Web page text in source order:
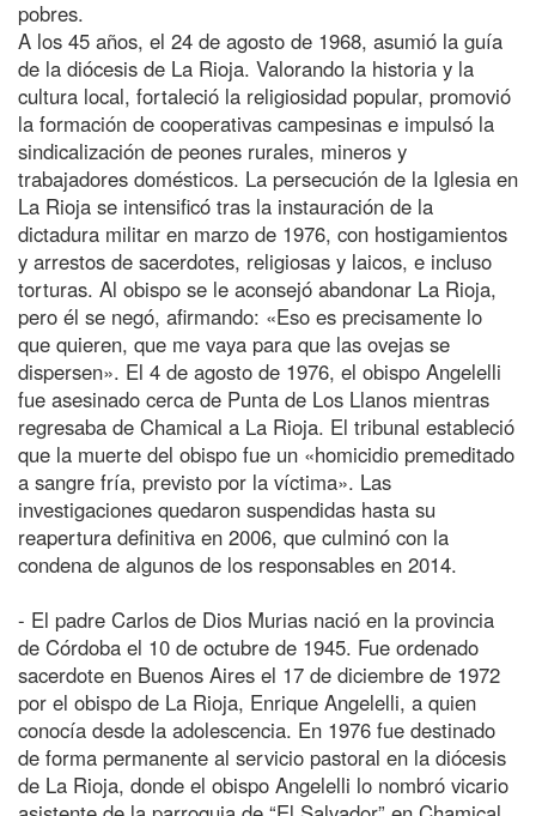
pobres.
A los 45 años, el 24 de agosto de 1968, asumió la guía
de la diócesis de La Rioja. Valorando la historia y la
cultura local, fortaleció la religiosidad popular, promovió
la formación de cooperativas campesinas e impulsó la
sindicalización de peones rurales, mineros y
trabajadores domésticos. La persecución de la Iglesia en
La Rioja se intensificó tras la instauración de la
dictadura militar en marzo de 1976, con hostigamientos
y arrestos de sacerdotes, religiosas y laicos, e incluso
torturas. Al obispo se le aconsejó abandonar La Rioja,
pero él se negó, afirmando: «Eso es precisamente lo
que quieren, que me vaya para que las ovejas se
dispersen». El 4 de agosto de 1976, el obispo Angelelli
fue asesinado cerca de Punta de Los Llanos mientras
regresaba de Chamical a La Rioja. El tribunal estableció
que la muerte del obispo fue un «homicidio premeditado
a sangre fría, previsto por la víctima». Las
investigaciones quedaron suspendidas hasta su
reapertura definitiva en 2006, que culminó con la
condena de algunos de los responsables en 2014.
- El padre Carlos de Dios Murias nació en la provincia
de Córdoba el 10 de octubre de 1945. Fue ordenado
sacerdote en Buenos Aires el 17 de diciembre de 1972
por el obispo de La Rioja, Enrique Angelelli, a quien
conocía desde la adolescencia. En 1976 fue destinado
de forma permanente al servicio pastoral en la diócesis
de La Rioja, donde el obispo Angelelli lo nombró vicario